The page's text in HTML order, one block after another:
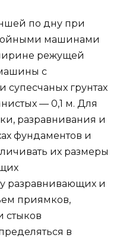
по дну при
машинами
режущей
с
супесчаных грунтах
— 0,1 м. Для
разравнивания и
фундаментов и
их размеры
разравнивающих и
приямков,
стыков
в